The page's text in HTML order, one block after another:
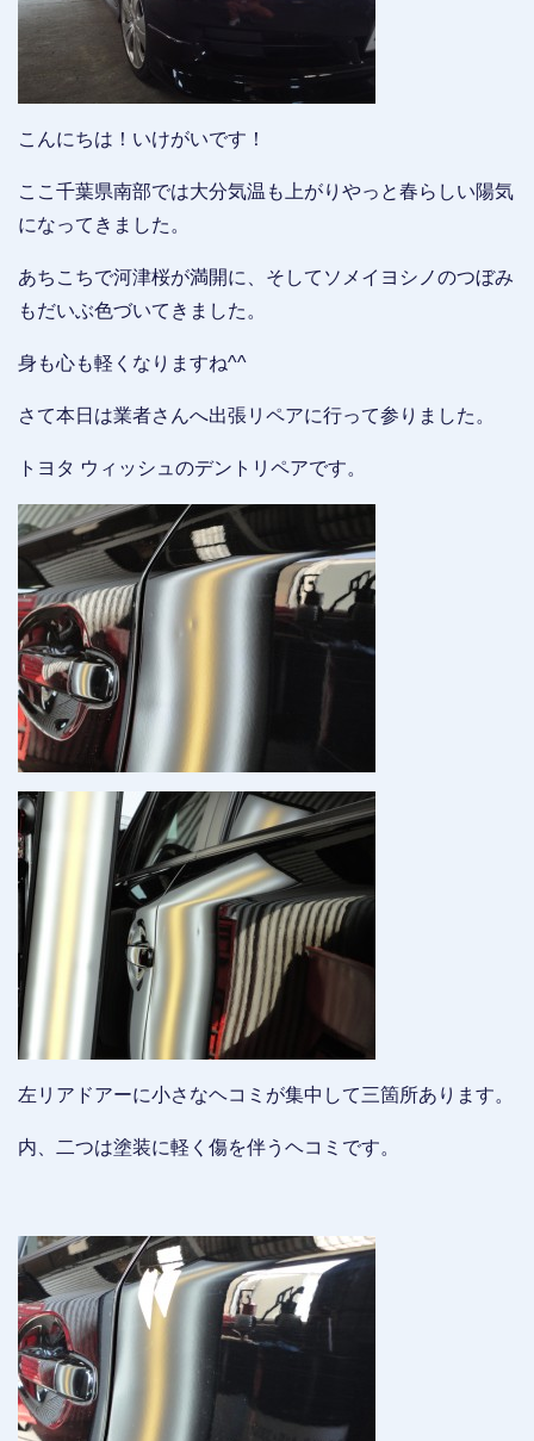
こんにちは！いけがいです！
ここ千葉県南部では大分気温も上がりやっと春らしい陽気
になってきました。
あちこちで河津桜が満開に、そしてソメイヨシノのつぼみ
もだいぶ色づいてきました。
身も心も軽くなりますね^^
さて本日は業者さんへ出張リペアに行って参りました。
トヨタ ウィッシュのデントリペアです。
左リアドアーに小さなヘコミが集中して三箇所あります。
内、二つは塗装に軽く傷を伴うヘコミです。